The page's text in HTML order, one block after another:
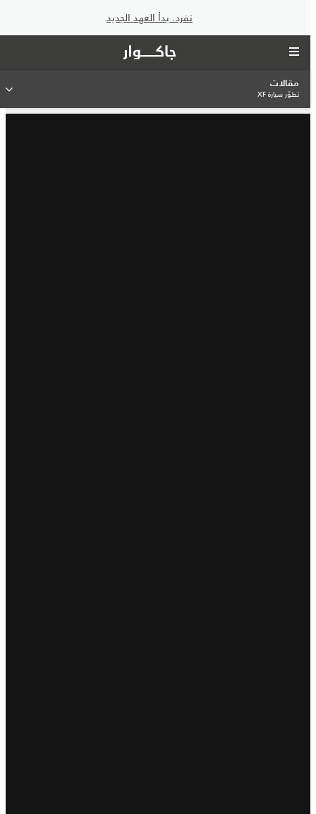
تفرد. بدأ العهد الجديد
مقالات
تطوّر سيارة XF